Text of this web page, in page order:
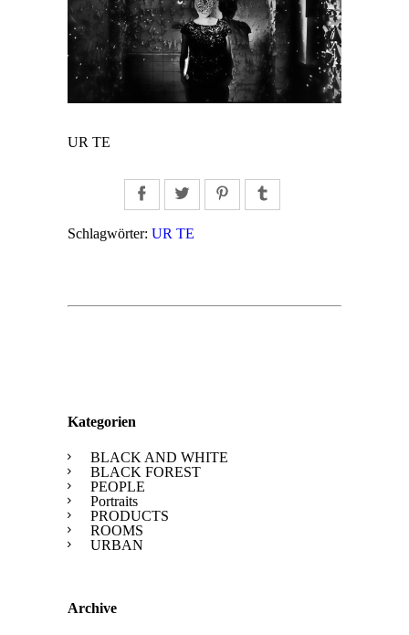
UR TE
FacebookTwitter Pinterest
Schlagwörter: UR TE
Kategorien
BLACK AND WHITE
BLACK FOREST
PEOPLE
Portraits
PRODUCTS
ROOMS
URBAN
Archive